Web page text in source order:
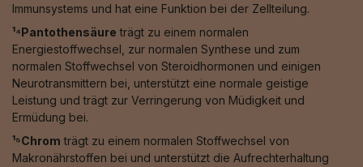
Immunsystems und hat eine Funktion bei der Zellteilung.
¹⁴Pantothensäure trägt zu einem normalen
Energiestoffwechsel, zur normalen Synthese und zum
normalen Stoffwechsel von Steroidhormonen und einigen
Neurotransmittern bei, unterstützt eine normale geistige
Leistung und trägt zur Verringerung von Müdigkeit und
Ermüdung bei.
¹⁵Chrom trägt zu einem normalen Stoffwechsel von
Makronährstoffen bei und unterstützt die Aufrechterhaltung